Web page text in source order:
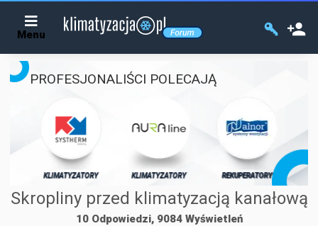
Menu
PROFESJONALIŚCI POLECAJĄ
KLIMATYZATORY REKUPERATORY
Skropliny przed klimatyzacją kanałową
10 Odpowiedzi, 9084 Wyświetleń